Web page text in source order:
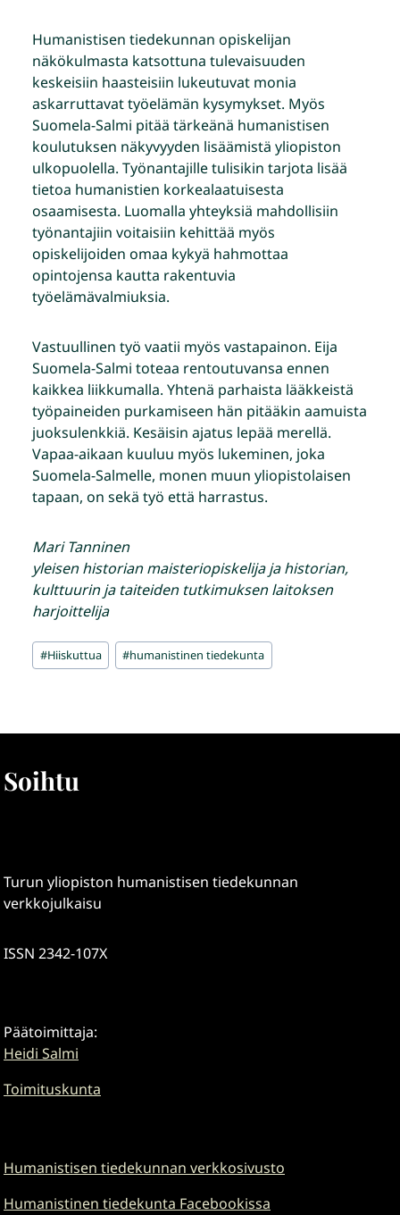
Humanistisen tiedekunnan opiskelijan
näkökulmasta katsottuna tulevaisuuden
keskeisiin haasteisiin lukeutuvat monia
askarruttavat työelämän kysymykset. Myös
Suomela-Salmi pitää tärkeänä humanistisen
koulutuksen näkyvyyden lisäämistä yliopiston
ulkopuolella. Työnantajille tulisikin tarjota lisää
tietoa humanistien korkealaatuisesta
osaamisesta. Luomalla yhteyksiä mahdollisiin
työnantajiin voitaisiin kehittää myös
opiskelijoiden omaa kykyä hahmottaa
opintojensa kautta rakentuvia
työelämävalmiuksia.
Vastuullinen työ vaatii myös vastapainon. Eija
Suomela-Salmi toteaa rentoutuvansa ennen
kaikkea liikkumalla. Yhtenä parhaista lääkkeistä
työpaineiden purkamiseen hän pitääkin aamuista
juoksulenkkiä. Kesäisin ajatus lepää merellä.
Vapaa-aikaan kuuluu myös lukeminen, joka
Suomela-Salmelle, monen muun yliopistolaisen
tapaan, on sekä työ että harrastus.
Mari Tanninen
yleisen historian maisteriopiskelija ja historian,
kulttuurin ja taiteiden tutkimuksen laitoksen
harjoittelija
Avainsanat:
#Hiiskuttua #humanistinen tiedekunta
Soihtu
Turun yliopiston humanistisen tiedekunnan
verkkojulkaisu
ISSN 2342-107X
Päätoimittaja:
Heidi Salmi
Toimituskunta
Humanistisen tiedekunnan verkkosivusto
Humanistinen tiedekunta Facebookissa